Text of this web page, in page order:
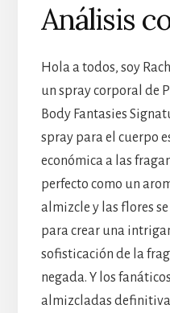
Análisis
Hola a todos, soy
un spray corporal de
Body Fantasies
spray para el cuerpo
económica a las
perfecto como un
almizcle y las flores
para crear una
sofisticación de la
negada. Y los
almizcladas